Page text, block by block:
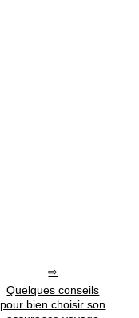
Quelques conseils
pour bien choisir son